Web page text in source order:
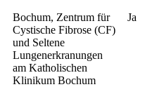
Bochum, Zentrum für
Cystische Fibrose (CF)
und Seltene
Lungenerkranungen
am Katholischen
Klinikum Bochum
Ja